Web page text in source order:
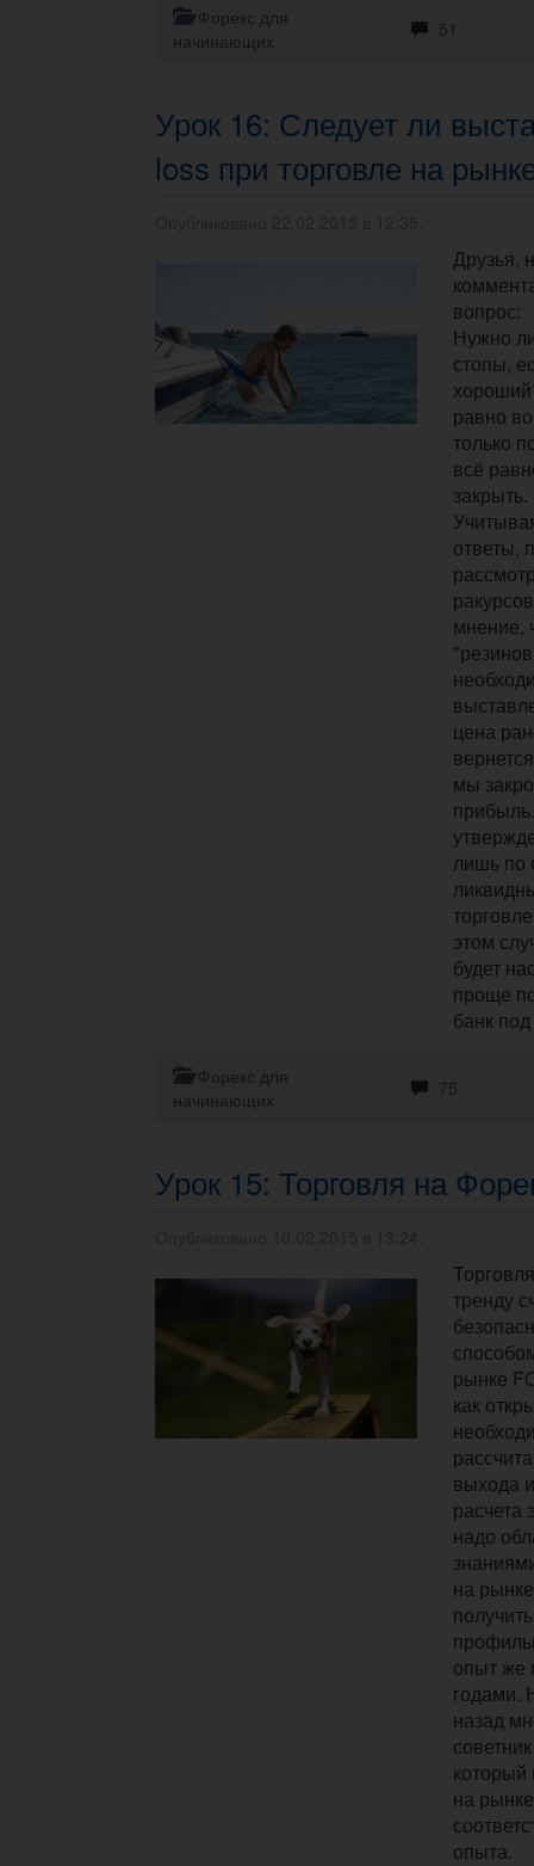
Форекс для
начинающих
51
Урок 16: Следует ли
loss при торговле на
Друзья,
вопрос:
Нужно
стопы,
равно
только
всё
ответы,
мнение,
цена
мы
лишь по
этом
будет
проще
банк
Форекс для
начинающих
75
Урок 15: Торговля на
тренду
рынке
как
выхода
расчета
надо
на
опыт же
годами.
назад
который
на
опыта.